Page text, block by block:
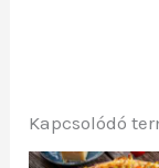
Kapcsolódó